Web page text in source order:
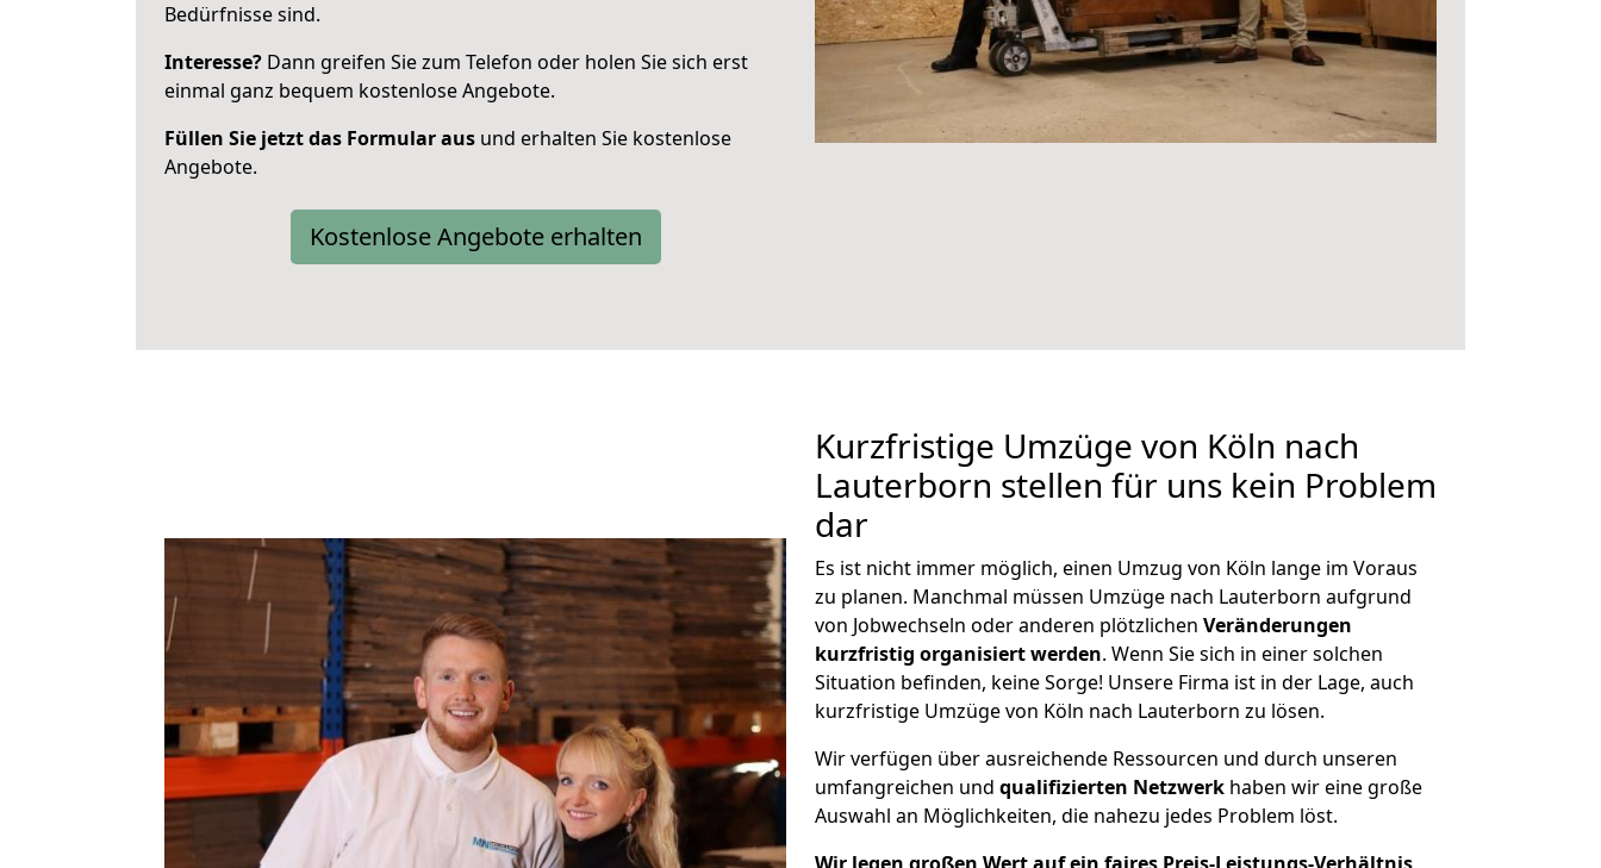
Bedürfnisse sind.
Interesse? Dann greifen Sie zum Telefon oder holen Sie sich erst
einmal ganz bequem kostenlose Angebote.
Füllen Sie jetzt das Formular aus und erhalten Sie kostenlose
Angebote.
Kostenlose Angebote erhalten
Kurzfristige Umzüge von Köln nach
Lauterborn stellen für uns kein Problem
dar
Es ist nicht immer möglich, einen Umzug von Köln lange im Voraus
zu planen. Manchmal müssen Umzüge nach Lauterborn aufgrund
von Jobwechseln oder anderen plötzlichen Veränderungen
kurzfristig organisiert werden. Wenn Sie sich in einer solchen
Situation befinden, keine Sorge! Unsere Firma ist in der Lage, auch
kurzfristige Umzüge von Köln nach Lauterborn zu lösen.
Wir verfügen über ausreichende Ressourcen und durch unseren
umfangreichen und qualifizierten Netzwerk haben wir eine große
Auswahl an Möglichkeiten, die nahezu jedes Problem löst.